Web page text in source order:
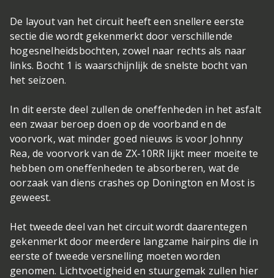
De layout van het circuit heeft een snellere eerste
sectie die wordt gekenmerkt door verschillende
hogesnelheidsbochten, zowel naar rechts als naar
links. Bocht 1 is waarschijnlijk de snelste bocht van
het seizoen.
In dit eerste deel zullen de oneffenheden in het asfalt
een zwaar beroep doen op de voorband en de
voorvork, wat minder goed nieuws is voor Johnny
Rea, de voorvork van de ZX-10RR lijkt meer moeite te
hebben om oneffenheden te absorberen, wat de
oorzaak van diens crashes op Donington en Most is
geweest.
Het tweede deel van het circuit wordt daarentegen
gekenmerkt door meerdere langzame hairpins die in
eerste of tweede versnelling moeten worden
genomen. Lichtvoetigheid en stuurgemak zullen hier